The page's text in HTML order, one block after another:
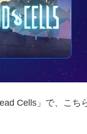
Cells」で、こち